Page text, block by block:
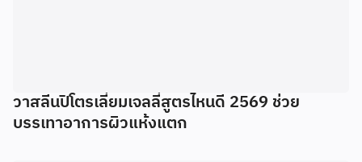
วาสลีนปิโตรเลี่ยมเจลลี่สูตรไหนดี 2569 ช่วย
บรรเทาอาการผิวแห้งแตก